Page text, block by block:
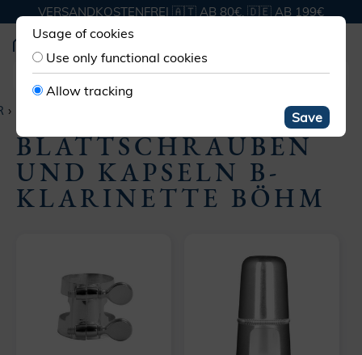
VERSANDKOSTENFREI 🇦🇹 AB 80€, 🇩🇪 AB 199€
B-KLARINETTE BÖHM
BLATTSCHRAUBEN
UND KAPSELN B-
KLARINETTE BÖHM
Usage of cookies
Use only functional cookies
Allow tracking
Save